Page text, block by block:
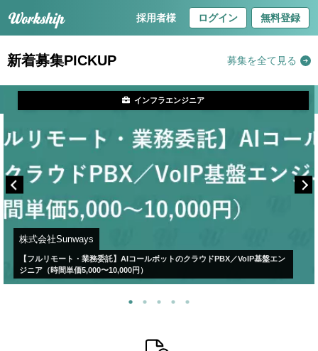
採用者様 ログイン 無料登録
新着募集PICKUP 募集を全て見る
株式会社Sunways
【フルリモート・業務委託】AIコールボットのクラウドPBX／VoIP基盤エン
ジニア（時間単価5,000〜10,000円）
インフラエンジニア